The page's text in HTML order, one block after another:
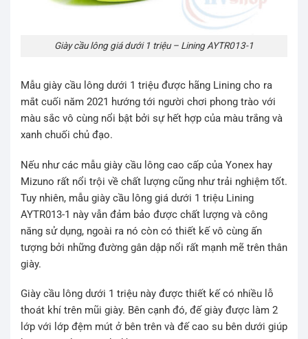
Giày cầu lông giá dưới 1 triệu – Lining AYTR013-1
Mẫu giày cầu lông dưới 1 triệu được hãng Lining cho ra
mắt cuối năm 2021 hướng tới người chơi phong trào với
màu sắc vô cùng nổi bật bởi sự hết hợp của màu trắng và
xanh chuối chủ đạo.
Nếu như các mẫu giày cầu lông cao cấp của Yonex hay
Mizuno rất nổi trội về chất lượng cũng như trải nghiệm tốt.
Tuy nhiên, mẫu giày cầu lông giá dưới 1 triệu Lining
AYTR013-1 này vẫn đảm bảo được chất lượng và công
năng sử dụng, ngoài ra nó còn có thiết kế vô cùng ấn
tượng bởi những đường gân dập nổi rất mạnh mẽ trên thân
giày.
Giày cầu lông dưới 1 triệu này được thiết kế có nhiều lỗ
thoát khí trên mũi giày. Bên cạnh đó, đế giày được làm 2
lớp với lớp đệm mút ở bên trên và đế cao su bên dưới giúp